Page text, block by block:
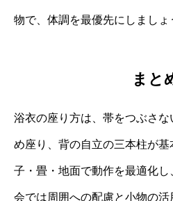
物で、体調を最優先にしましょ
まと
浴衣の座り方は、帯をつぶさ
め座り、背の自立の三本柱が
子・畳・地面で動作を最適化
会では周囲への配慮と小物の